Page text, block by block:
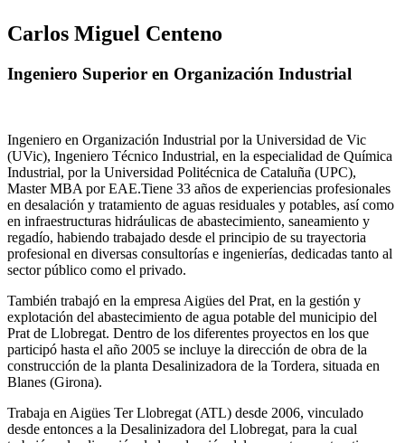
Carlos Miguel Centeno
Ingeniero Superior en Organización Industrial
Ingeniero en Organización Industrial por la Universidad de Vic
(UVic), Ingeniero Técnico Industrial, en la especialidad de Química
Industrial, por la Universidad Politécnica de Cataluña (UPC),
Master MBA por EAE.Tiene 33 años de experiencias profesionales
en desalación y tratamiento de aguas residuales y potables, así como
en infraestructuras hidráulicas de abastecimiento, saneamiento y
regadío, habiendo trabajado desde el principio de su trayectoria
profesional en diversas consultorías e ingenierías, dedicadas tanto al
sector público como el privado.
También trabajó en la empresa Aigües del Prat, en la gestión y
explotación del abastecimiento de agua potable del municipio del
Prat de Llobregat. Dentro de los diferentes proyectos en los que
participó hasta el año 2005 se incluye la dirección de obra de la
construcción de la planta Desalinizadora de la Tordera, situada en
Blanes (Girona).
Trabaja en Aigües Ter Llobregat (ATL) desde 2006, vinculado
desde entonces a la Desalinizadora del Llobregat, para la cual